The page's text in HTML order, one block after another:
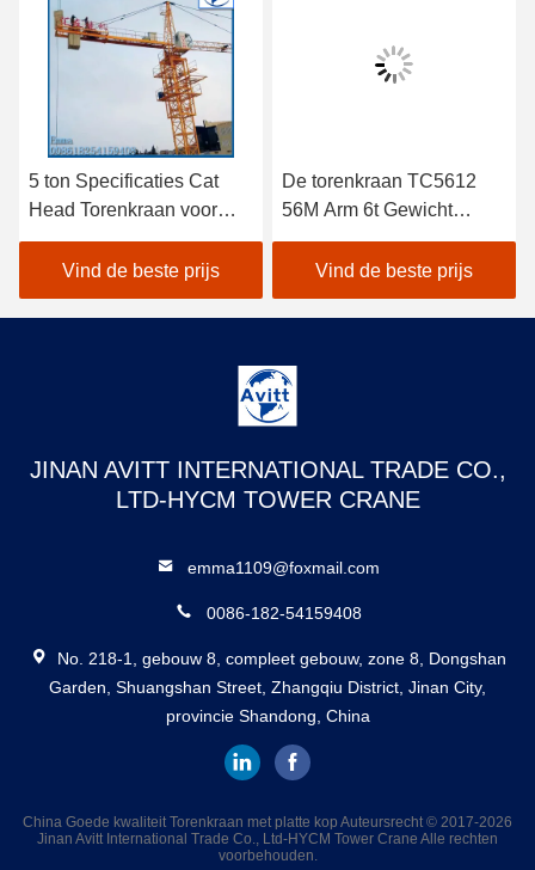
5 ton Specificaties Cat
Head Torenkraan voor
civiele bouwprojecten
Vind de beste prijs
De torenkraan TC5612
56M Arm 6t Gewicht
Building
Constructieapparatuur
Vind de beste prijs
JINAN AVITT INTERNATIONAL TRADE CO.,
LTD-HYCM TOWER CRANE
emma1109@foxmail.com
0086-182-54159408
No. 218-1, gebouw 8, compleet gebouw, zone 8, Dongshan
Garden, Shuangshan Street, Zhangqiu District, Jinan City,
provincie Shandong, China
China Goede kwaliteit Torenkraan met platte kop Auteursrecht © 2017-2026
Jinan Avitt International Trade Co., Ltd-HYCM Tower Crane Alle rechten
voorbehouden.